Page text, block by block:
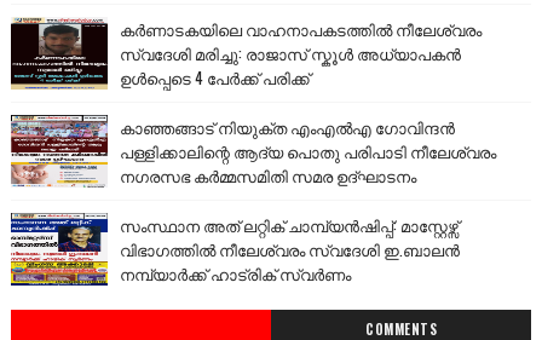
കർണാടകയിലെ വാഹനാപകടത്തിൽ നീലേശ്വരം
സ്വദേശി മരിച്ചു: രാജാസ് സ്കൂൾ അധ്യാപകൻ
ഉൾപ്പെടെ 4 പേർക്ക് പരിക്ക്
കാഞ്ഞങ്ങാട് നിയുക്ത എംഎൽഎ ഗോവിന്ദൻ
പള്ളിക്കാലിന്റെ ആദ്യ പൊതു പരിപാടി നീലേശ്വരം
നഗരസഭ കർമ്മസമിതി സമര ഉദ്ഘാടനം
സംസ്ഥാന അത് ലറ്റിക് ചാമ്പ്യൻഷിപ്പ്: മാസ്റ്റേഴ്സ്
വിഭാഗത്തിൽ നീലേശ്വരം സ്വദേശി ഇ.ബാലൻ
നമ്പ്യാർക്ക് ഹാട്രിക് സ്വർണം
COMMENTS